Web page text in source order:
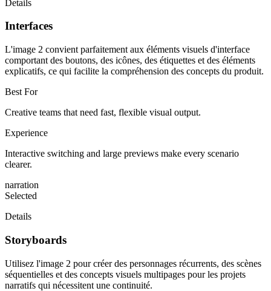
Details
Interfaces
L'image 2 convient parfaitement aux éléments visuels d'interface
comportant des boutons, des icônes, des étiquettes et des éléments
explicatifs, ce qui facilite la compréhension des concepts du produit.
Best For
Creative teams that need fast, flexible visual output.
Experience
Interactive switching and large previews make every scenario
clearer.
narration
Selected
Details
Storyboards
Utilisez l'image 2 pour créer des personnages récurrents, des scènes
séquentielles et des concepts visuels multipages pour les projets
narratifs qui nécessitent une continuité.